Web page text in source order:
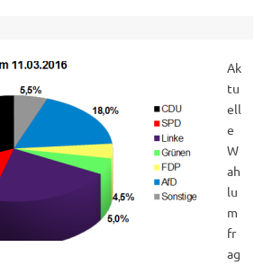
Ak
tu
ell
e
W
ah
lu
m
fr
ag